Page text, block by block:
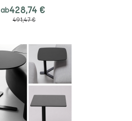
ab428,74 €
491,47 €